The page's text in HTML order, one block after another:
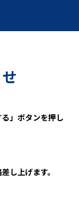
」ボタンを押し
し上げます。